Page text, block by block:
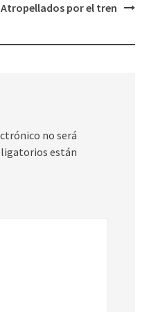
Atropellados por el tren
no será
están